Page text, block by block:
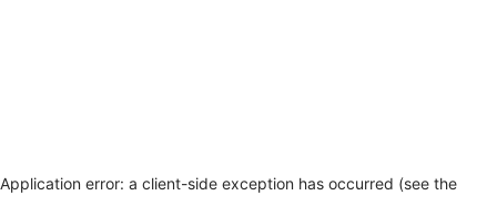
Application error: a client-side exception has occurred (see the